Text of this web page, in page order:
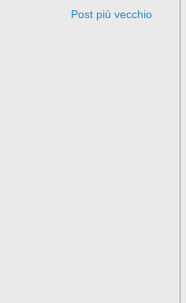
Post più vecchio